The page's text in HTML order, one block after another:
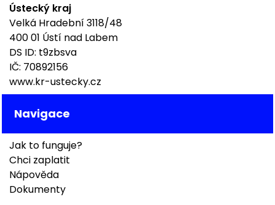
Ústecký kraj
Velká Hradební 3118/48
400 01 Ústí nad Labem
DS ID: t9zbsva
IČ: 70892156
www.kr-ustecky.cz
Navigace
Jak to funguje?
Chci zaplatit
Nápověda
Dokumenty